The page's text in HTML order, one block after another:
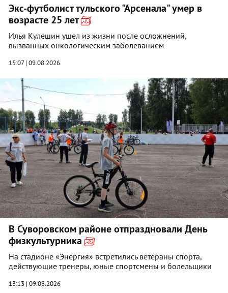
Экс-футболист тульского "Арсенала" умер в
возрасте 25 лет
Илья Кулешин ушел из жизни после осложнений,
вызванных онкологическим заболеванием
15:07 | 09.08.2026
В Суворовском районе отпраздновали День
физкультурника
На стадионе «Энергия» встретились ветераны спорта,
действующие тренеры, юные спортсмены и болельщики
13:13 | 09.08.2026